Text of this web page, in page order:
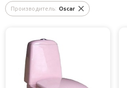
Производитель: Oscar